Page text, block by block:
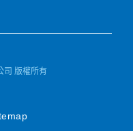
司 版權所有